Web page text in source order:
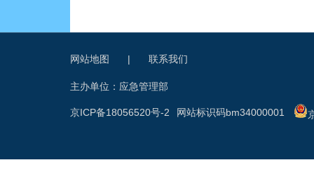
网站地图 | 联系我们
主办单位：应急管理部
网站标识码bm34000001
京ICP备18056520号-2